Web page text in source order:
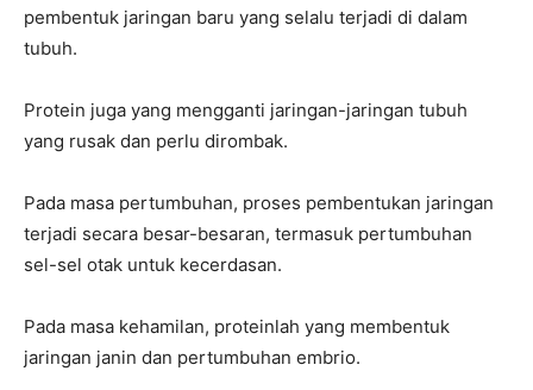
pembentuk jaringan baru yang selalu terjadi di dalam
tubuh.
Protein juga yang mengganti jaringan-jaringan tubuh
yang rusak dan perlu dirombak.
Pada masa pertumbuhan, proses pembentukan jaringan
terjadi secara besar-besaran, termasuk pertumbuhan
sel-sel otak untuk kecerdasan.
Pada masa kehamilan, proteinlah yang membentuk
jaringan janin dan pertumbuhan embrio.